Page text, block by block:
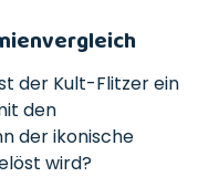
der Kult-Flitzer ein
den
der ikonische
wird?